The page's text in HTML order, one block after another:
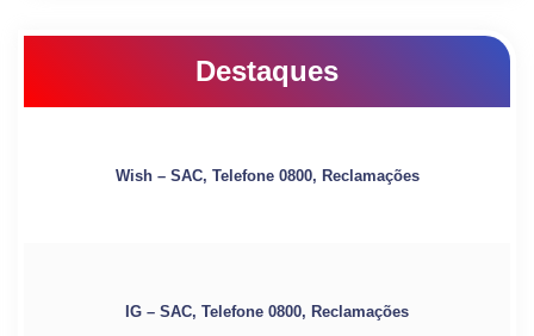
Destaques
Wish – SAC, Telefone 0800, Reclamações
IG – SAC, Telefone 0800, Reclamações